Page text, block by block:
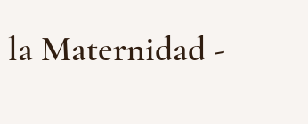
la Maternidad -